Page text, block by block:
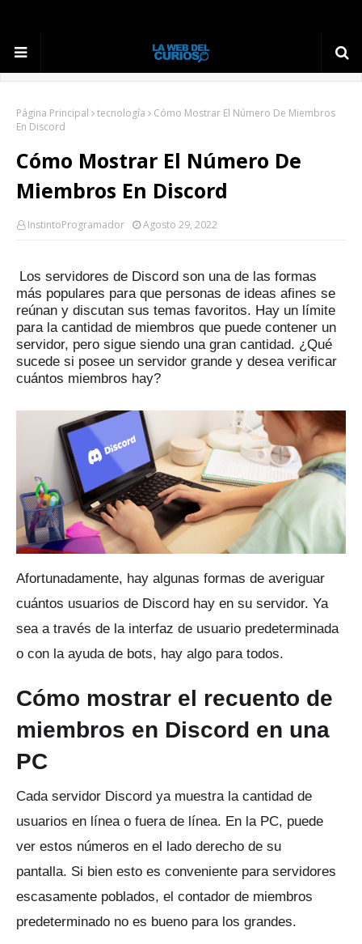
Página Principal tecnología
Cómo Mostrar El Número De Miembros
En Discord
Cómo Mostrar El Número De
Miembros En Discord
InstintoProgramador Agosto 29, 2022
Los servidores de Discord son una de las formas
más populares para que personas de ideas afines se
reúnan y discutan sus temas favoritos. Hay un límite
para la cantidad de miembros que puede contener un
servidor, pero sigue siendo una gran cantidad. ¿Qué
sucede si posee un servidor grande y desea verificar
cuántos miembros hay?
Afortunadamente, hay algunas formas de averiguar
cuántos usuarios de Discord hay en su servidor. Ya
sea a través de la interfaz de usuario predeterminada
o con la ayuda de bots, hay algo para todos.
Cómo mostrar el recuento de
miembros en Discord en una
PC
Cada servidor Discord ya muestra la cantidad de
usuarios en línea o fuera de línea. En la PC, puede
ver estos números en el lado derecho de su
pantalla. Si bien esto es conveniente para servidores
escasamente poblados, el contador de miembros
predeterminado no es bueno para los grandes.